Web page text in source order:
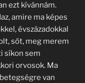
ezt kívánnám.
amire ma képes
évszázadokkal
sőt, meg merem
síkon sem
orvosok. Ma
van